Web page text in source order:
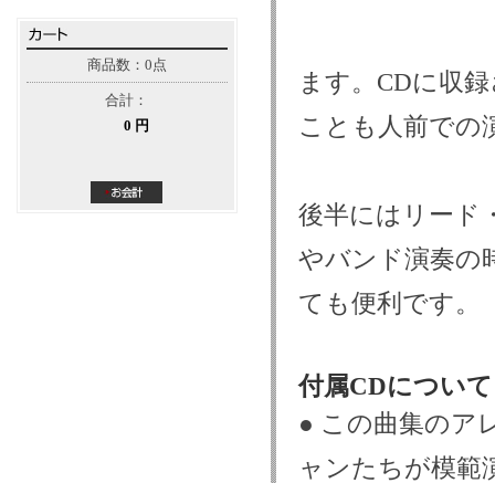
商品数：0点
合計：
0 円
ます。CDに収
ことも人前での
後半にはリード
やバンド演奏の
ても便利です。
付属CDについて
● この曲集のア
ャンたちが模範